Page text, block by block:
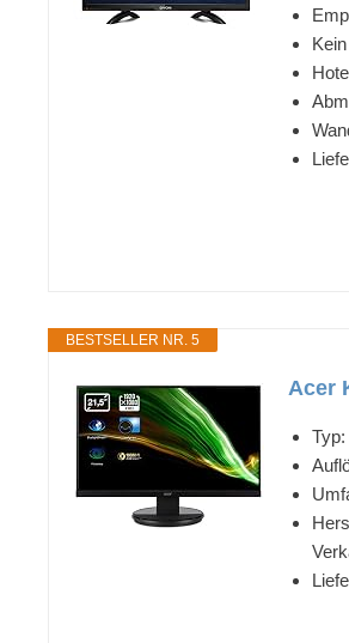
BESTSELLER NR. 5
Acer